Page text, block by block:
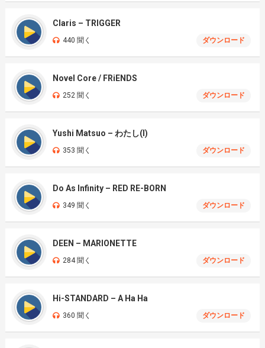
Claris – TRIGGER
440 聞く ダウンロード
Novel Core / FRiENDS
252 聞く ダウンロード
Yushi Matsuo – わたし(I)
353 聞く ダウンロード
Do As Infinity – RED RE-BORN
349 聞く ダウンロード
DEEN – MARIONETTE
284 聞く ダウンロード
Hi-STANDARD – A Ha Ha
360 聞く ダウンロード